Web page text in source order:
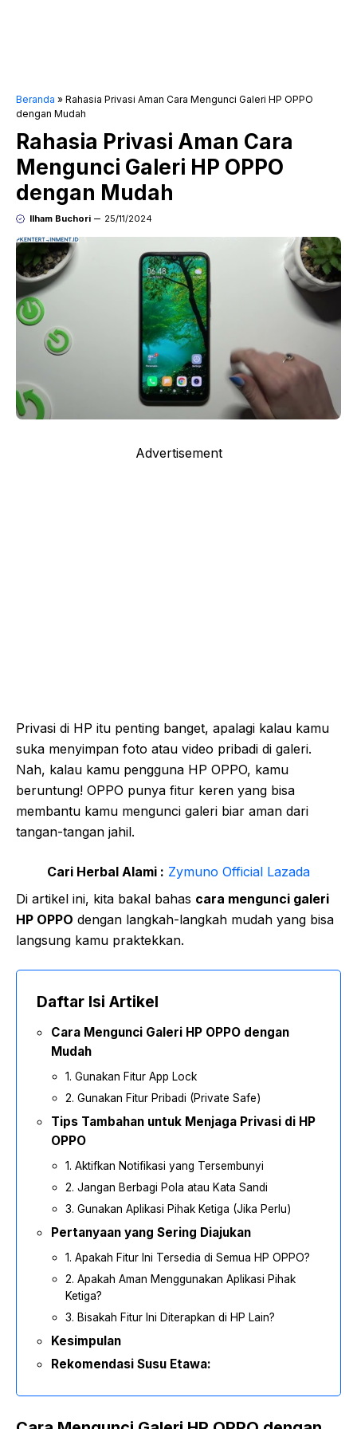
Beranda » Rahasia Privasi Aman Cara Mengunci Galeri HP OPPO
dengan Mudah
Rahasia Privasi Aman Cara
Mengunci Galeri HP OPPO
dengan Mudah
Ilham Buchori 25/11/2024
Advertisement
Privasi di HP itu penting banget, apalagi kalau kamu
suka menyimpan foto atau video pribadi di galeri.
Nah, kalau kamu pengguna HP OPPO, kamu
beruntung! OPPO punya fitur keren yang bisa
membantu kamu mengunci galeri biar aman dari
tangan-tangan jahil.
Cari Herbal Alami : Zymuno Official Lazada
Di artikel ini, kita bakal bahas cara mengunci galeri
HP OPPO dengan langkah-langkah mudah yang bisa
langsung kamu praktekkan.
Daftar Isi Artikel
Cara Mengunci Galeri HP OPPO dengan
Mudah
1. Gunakan Fitur App Lock
2. Gunakan Fitur Pribadi (Private Safe)
Tips Tambahan untuk Menjaga Privasi di HP
OPPO
1. Aktifkan Notifikasi yang Tersembunyi
2. Jangan Berbagi Pola atau Kata Sandi
3. Gunakan Aplikasi Pihak Ketiga (Jika Perlu)
Pertanyaan yang Sering Diajukan
1. Apakah Fitur Ini Tersedia di Semua HP OPPO?
2. Apakah Aman Menggunakan Aplikasi Pihak
Ketiga?
3. Bisakah Fitur Ini Diterapkan di HP Lain?
Kesimpulan
Rekomendasi Susu Etawa: